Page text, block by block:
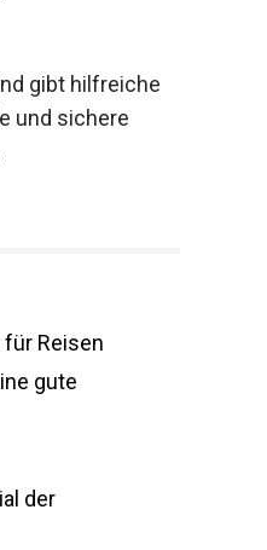
gibt hilfreiche
und sichere
Reisen
gute
der